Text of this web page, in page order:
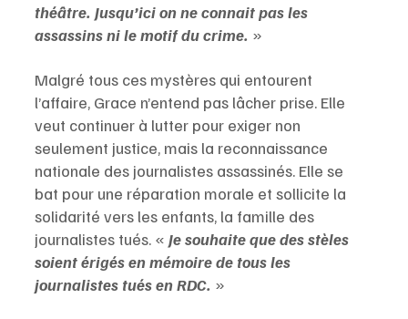
théâtre. Jusqu’ici on ne connait pas les
assassins ni le motif du crime. »
Malgré tous ces mystères qui entourent
l’affaire, Grace n’entend pas lâcher prise. Elle
veut continuer à lutter pour exiger non
seulement justice, mais la reconnaissance
nationale des journalistes assassinés. Elle se
bat pour une réparation morale et sollicite la
solidarité vers les enfants, la famille des
journalistes tués. « Je souhaite que des stèles
soient érigés en mémoire de tous les
journalistes tués en RDC. »